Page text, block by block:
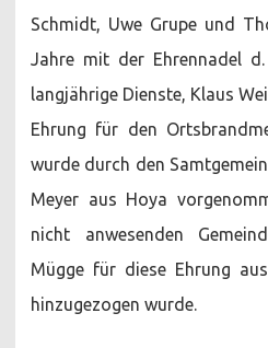
Schmidt, Uwe Grupe und
Jahre mit der Ehrennadel
langjährige Dienste, Klaus
Ehrung für den
wurde durch den
Meyer aus Hoya
nicht anwesenden
Mügge für diese Ehrung
hinzugezogen wurde.